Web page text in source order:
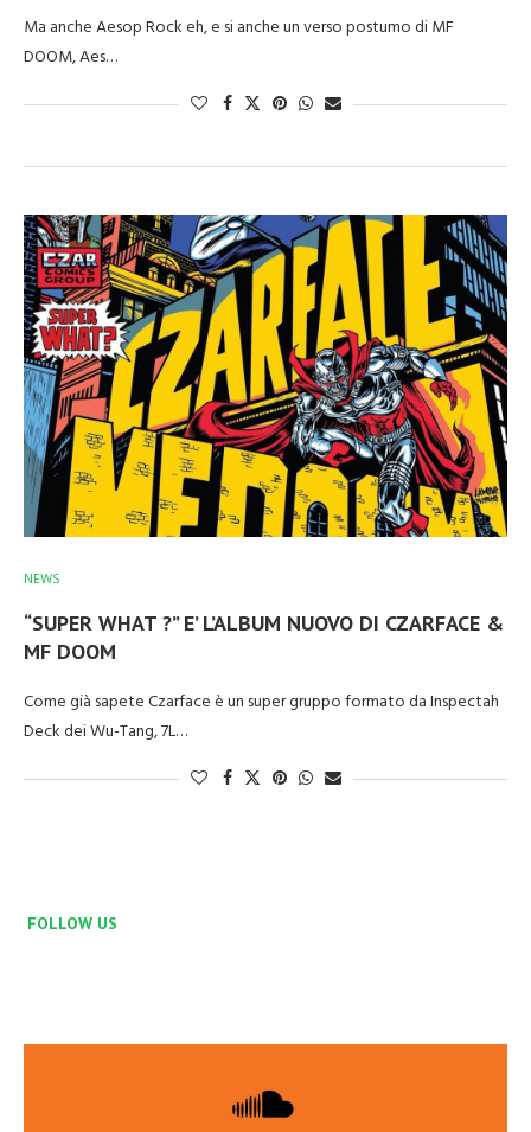
Ma anche Aesop Rock eh, e si anche un verso postumo di MF
DOOM, Aes…
NEWS
“SUPER WHAT ?” E’ L’ALBUM NUOVO DI CZARFACE &
MF DOOM
Come già sapete Czarface è un super gruppo formato da Inspectah
Deck dei Wu-Tang, 7L…
FOLLOW US